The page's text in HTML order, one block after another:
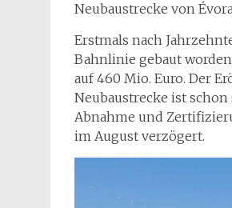
Neubaustrecke von
Erstmals nach
Bahnlinie gebaut
auf 460 Mio. Euro. Der
Neubaustrecke ist
Abnahme und
im August verzögert.